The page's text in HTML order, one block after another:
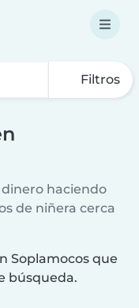
Filtros
haciendo
de niñera cerca
Soplamocos que
búsqueda.